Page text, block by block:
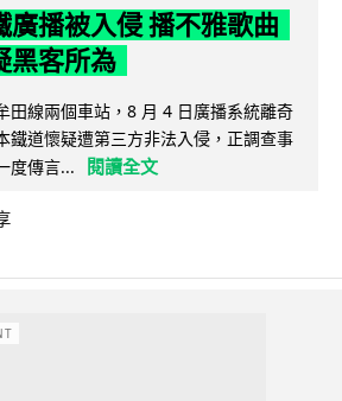
廣播被入侵 播不雅歌曲
黑客所為
田線兩個車站，8 月 4 日廣播系統離奇
鐵道懷疑遭第三方非法入侵，正調查事
度傳言...
閱讀全文